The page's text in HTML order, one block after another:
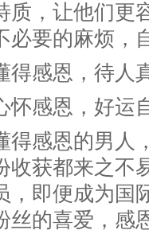
质，让他们更
必要的麻烦，
得感恩，待人
怀感恩，好运
得感恩的男人
收获都来之不
，即便成为国
丝的喜爱，感